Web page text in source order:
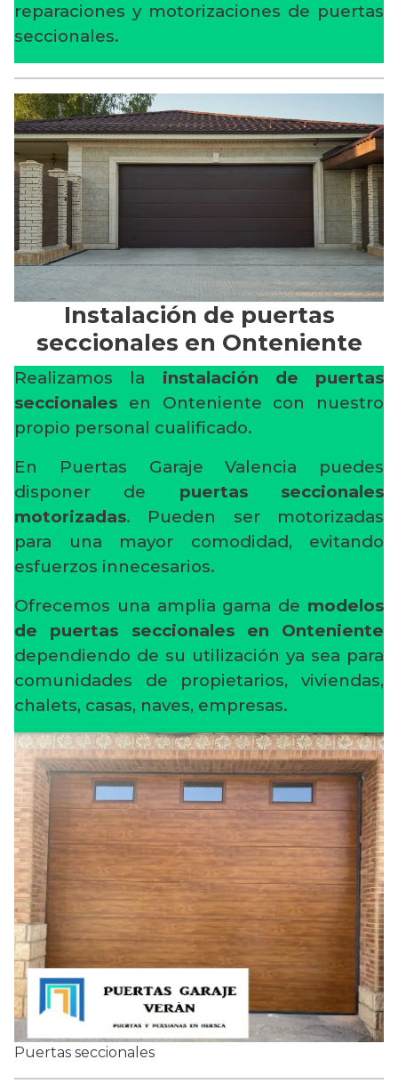
reparaciones y motorizaciones de puertas
seccionales.
Instalación de puertas
seccionales en Onteniente
Realizamos la instalación de puertas
seccionales en Onteniente con nuestro
propio personal cualificado.
En Puertas Garaje Valencia puedes
disponer de puertas seccionales
motorizadas. Pueden ser motorizadas
para una mayor comodidad, evitando
esfuerzos innecesarios.
Ofrecemos una amplia gama de modelos
de puertas seccionales en Onteniente
dependiendo de su utilización ya sea para
comunidades de propietarios, viviendas,
chalets, casas, naves, empresas.
Puertas seccionales